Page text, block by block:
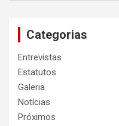
Categorias
Entrevistas
Estatutos
Galeria
Notícias
Próximos